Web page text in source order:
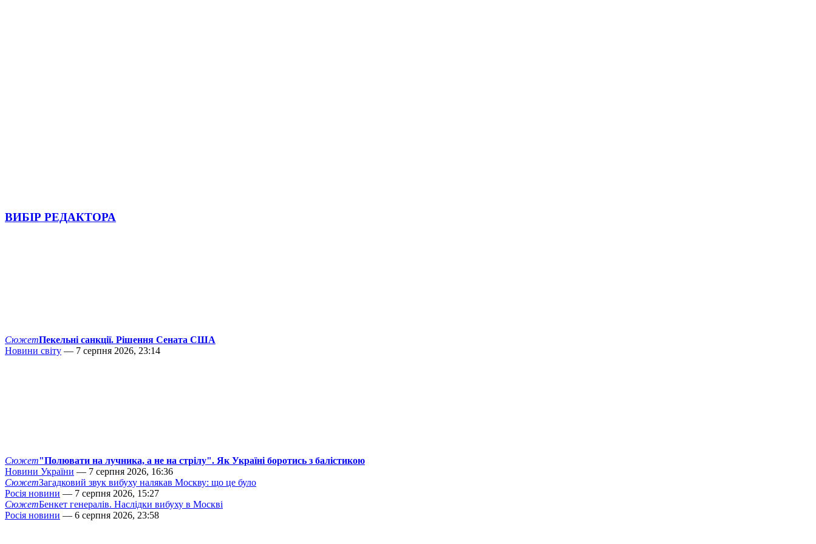
ВИБІР РЕДАКТОРА
СюжетПекельні санкції. Рішення Сената США
Новини світу — 7 серпня 2026, 23:14
Сюжет"Полювати на лучника, а не на стрілу". Як Україні боротись з балістикою
Новини України — 7 серпня 2026, 16:36
СюжетЗагадковий звук вибуху налякав Москву: що це було
Росія новини — 7 серпня 2026, 15:27
СюжетБенкет генералів. Наслідки вибуху в Москві
Росія новини — 6 серпня 2026, 23:58